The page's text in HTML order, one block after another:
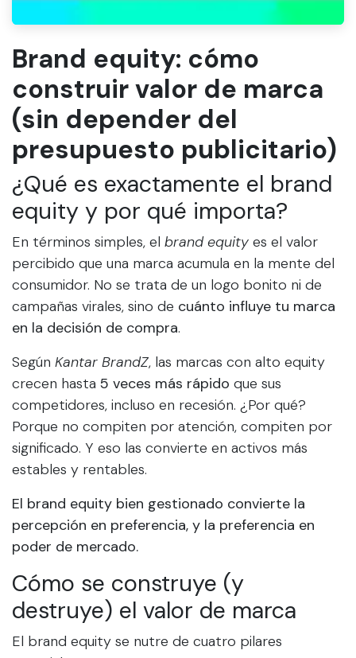
Brand equity: cómo
construir valor de marca
(sin depender del
presupuesto publicitario)
¿Qué es exactamente el brand
equity y por qué importa?
En términos simples, el brand equity es el valor
percibido que una marca acumula en la mente del
consumidor. No se trata de un logo bonito ni de
campañas virales, sino de cuánto influye tu marca
en la decisión de compra.
Según Kantar BrandZ, las marcas con alto equity
crecen hasta 5 veces más rápido que sus
competidores, incluso en recesión. ¿Por qué?
Porque no compiten por atención, compiten por
significado. Y eso las convierte en activos más
estables y rentables.
El brand equity bien gestionado convierte la
percepción en preferencia, y la preferencia en
poder de mercado.
Cómo se construye (y
destruye) el valor de marca
El brand equity se nutre de cuatro pilares